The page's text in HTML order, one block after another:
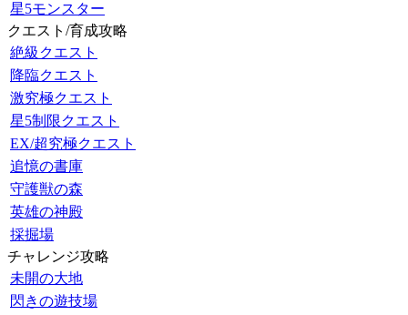
星5モンスター
クエスト/育成攻略
絶級クエスト
降臨クエスト
激究極クエスト
星5制限クエスト
EX/超究極クエスト
追憶の書庫
守護獣の森
英雄の神殿
採掘場
チャレンジ攻略
未開の大地
閃きの遊技場